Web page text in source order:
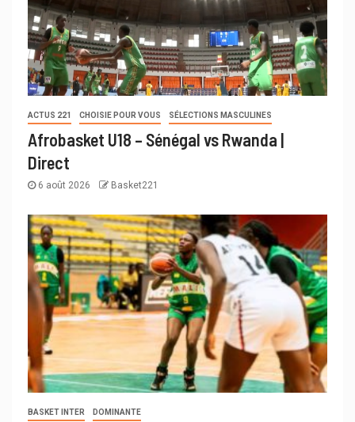
ACTUS 221 CHOISIE POUR VOUS SÉLECTIONS MASCULINES
Afrobasket U18 – Sénégal vs Rwanda |
Direct
6 août 2026 Basket221
BASKET INTER DOMINANTE